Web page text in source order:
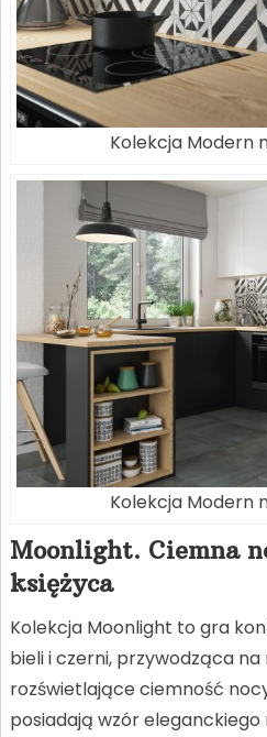
Kolekcja Modern
Kolekcja Modern
Moonlight. Ciemna
księżyca
Kolekcja Moonlight to gra
bieli i czerni, przywodząca na
rozświetlające ciemność
posiadają wzór